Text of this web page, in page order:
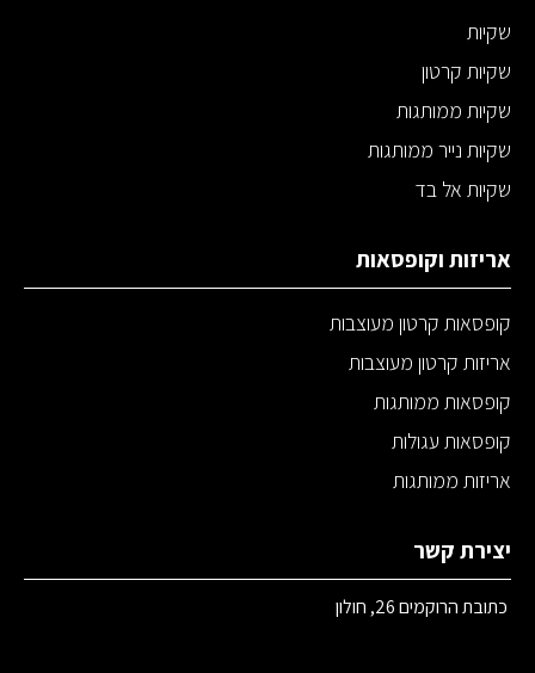
שקיות
שקיות קרטון
שקיות ממותגות
שקיות נייר ממותגות
שקיות אל בד
אריזות וקופסאות
קופסאות קרטון מעוצבות
אריזות קרטון מעוצבות
קופסאות ממותגות
קופסאות עגולות
אריזות ממותגות
יצירת קשר
כתובת הרוקמים 26, חולון